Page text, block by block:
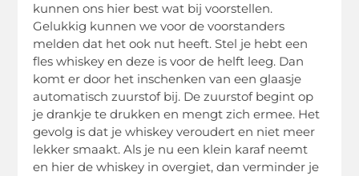
kunnen ons hier best wat bij voorstellen.
Gelukkig kunnen we voor de voorstanders
melden dat het ook nut heeft. Stel je hebt een
fles whiskey en deze is voor de helft leeg. Dan
komt er door het inschenken van een glaasje
automatisch zuurstof bij. De zuurstof begint op
je drankje te drukken en mengt zich ermee. Het
gevolg is dat je whiskey veroudert en niet meer
lekker smaakt. Als je nu een klein karaf neemt
en hier de whiskey in overgiet, dan verminder je